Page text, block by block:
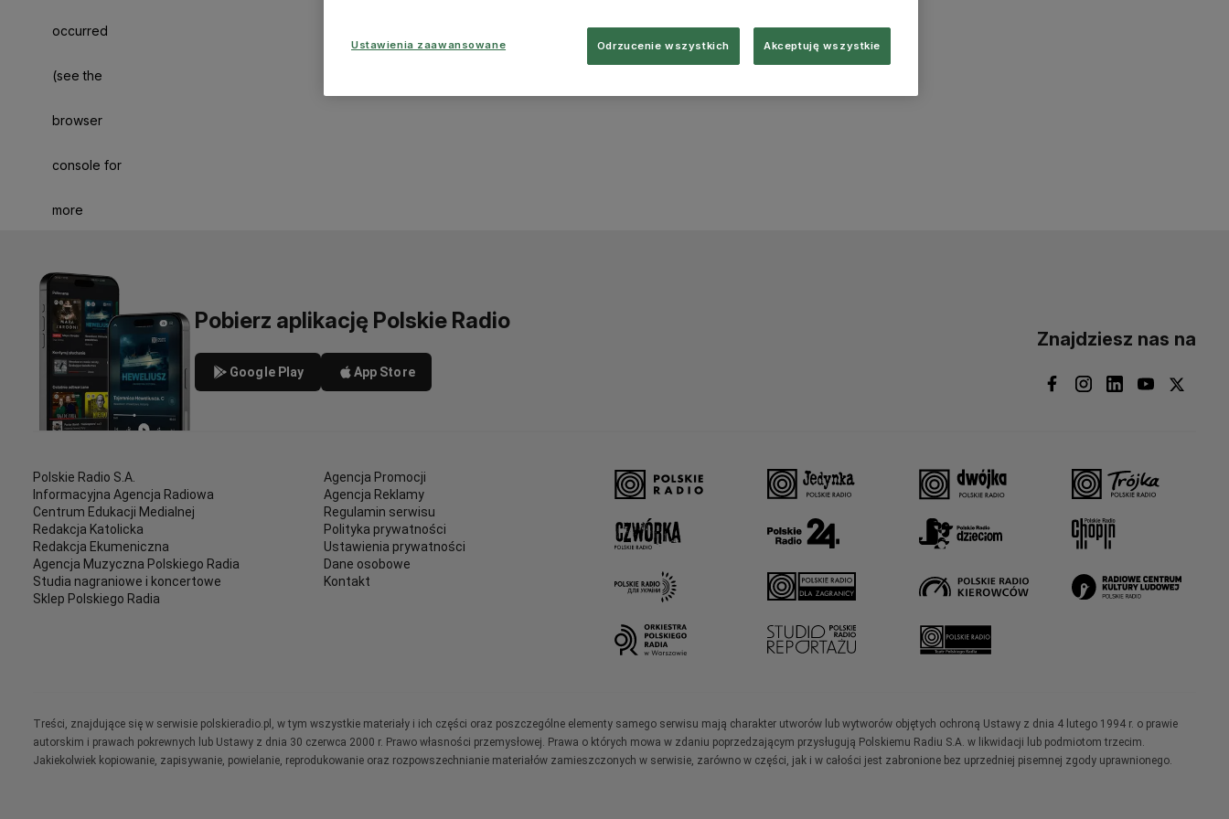
occurred
(see the
browser
console for
more
Pobierz aplikację Polskie Radio
Google Play App Store
Znajdziesz nas na
Polskie Radio S.A.
Informacyjna Agencja Radiowa
Centrum Edukacji Medialnej
Redakcja Katolicka
Redakcja Ekumeniczna
Agencja Muzyczna Polskiego Radia
Studia nagraniowe i koncertowe
Sklep Polskiego Radia
Agencja Promocji
Agencja Reklamy
Regulamin serwisu
Polityka prywatności
Ustawienia prywatności
Dane osobowe
Kontakt
Treści, znajdujące się w serwisie polskieradio.pl, w tym wszystkie materiały i ich części oraz poszczególne elementy samego serwisu mają charakter utworów lub wytworów objętych ochroną Ustawy z dnia 4 lutego 1994 r. o prawie
autorskim i prawach pokrewnych lub Ustawy z dnia 30 czerwca 2000 r. Prawo własności przemysłowej. Prawa o których mowa w zdaniu poprzedzającym przysługują Polskiemu Radiu S.A. w likwidacji lub podmiotom trzecim.
Jakiekolwiek kopiowanie, zapisywanie, powielanie, reprodukowanie oraz rozpowszechnianie materiałów zamieszczonych w serwisie, zarówno w części, jak i w całości jest zabronione bez uprzedniej pisemnej zgody uprawnionego.
Ustawienia zaawansowane Odrzucenie wszystkich Akceptuję wszystkie